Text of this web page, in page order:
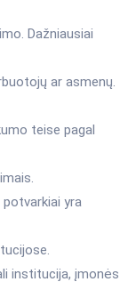
Dažniausiai
ar asmenų.
teise pagal
potvarkiai yra
institucija, įmonės